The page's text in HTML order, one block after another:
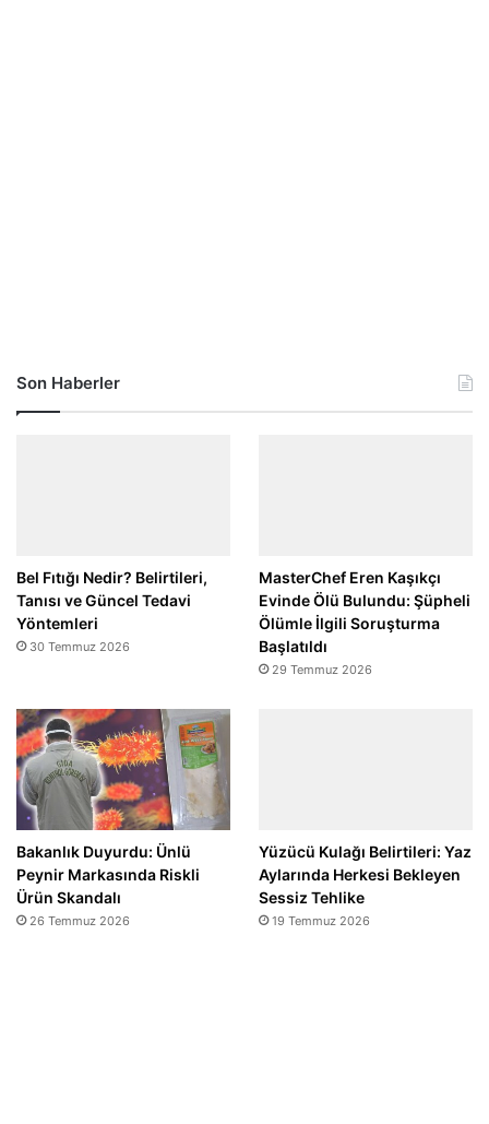
Son Haberler
Bel Fıtığı Nedir? Belirtileri,
Tanısı ve Güncel Tedavi
Yöntemleri
30 Temmuz 2026
MasterChef Eren Kaşıkçı
Evinde Ölü Bulundu: Şüpheli
Ölümle İlgili Soruşturma
Başlatıldı
29 Temmuz 2026
Bakanlık Duyurdu: Ünlü
Peynir Markasında Riskli
Ürün Skandalı
26 Temmuz 2026
Yüzücü Kulağı Belirtileri: Yaz
Aylarında Herkesi Bekleyen
Sessiz Tehlike
19 Temmuz 2026